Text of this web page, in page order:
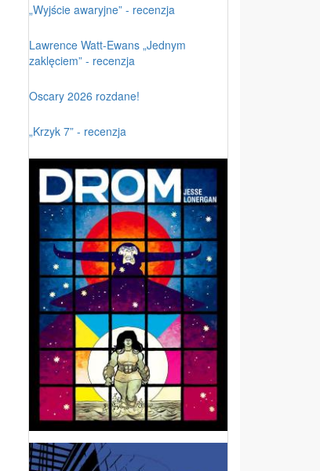
„Wyjście awaryjne” - recenzja
Lawrence Watt-Ewans „Jednym
zaklęciem” - recenzja
Oscary 2026 rozdane!
„Krzyk 7” - recenzja